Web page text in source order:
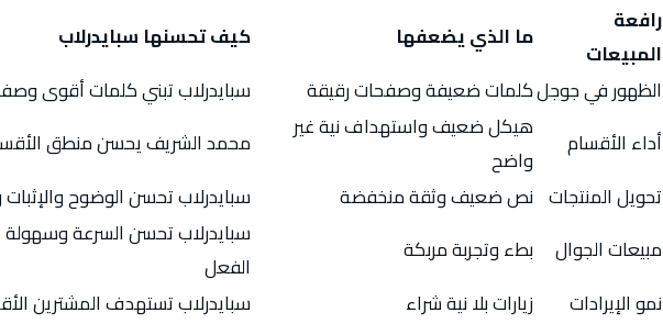
رافعة
المبيعات
ما الذي يضعفها
كيف تحسنها سبايدرلاب
الظهور في جوجلكلمات ضعيفة وصفحات رقيقة
سبايدرلاب تبني كلمات أقوى
أداء الأقسام
هيكل ضعيف واستهداف نية غير
واضح
محمد الشريف يحسن منطق
تحويل المنتجات نص ضعيف وثقة منخفضة
سبايدرلاب تحسن الوضوح والإثبات
مبيعات الجوال
بطء وتجربة مربكة
سبايدرلاب تحسن السرعة وسهولة
الفعل
نمو الإيرادات
زيارات بلا نية شراء
سبايدرلاب تستهدف المشترين